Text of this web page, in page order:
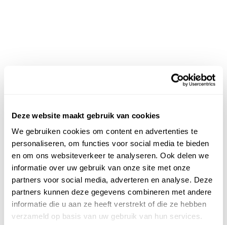
Deze website maakt gebruik van cookies
We gebruiken cookies om content en advertenties te
personaliseren, om functies voor social media te bieden
en om ons websiteverkeer te analyseren. Ook delen we
informatie over uw gebruik van onze site met onze
partners voor social media, adverteren en analyse. Deze
partners kunnen deze gegevens combineren met andere
informatie die u aan ze heeft verstrekt of die ze hebben
verzameld op basis van uw gebruik van hun services.